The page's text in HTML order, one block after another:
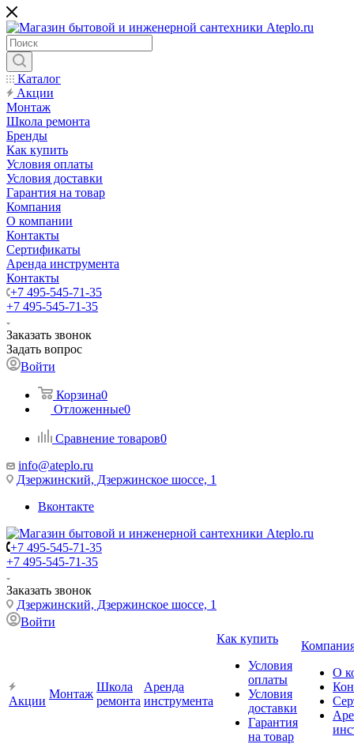
Каталог
Акции
Монтаж
Школа ремонта
Бренды
Как купить
Условия оплаты
Условия доставки
Гарантия на товар
Компания
О компании
Контакты
Сертификаты
Аренда инструмента
Контакты
+7 495-545-71-35
+7 495-545-71-35
Заказать звонок
Задать вопрос
Войти
Корзина0
Отложенные0
Сравнение товаров0
info@ateplo.ru
Дзержинский, Дзержинское шоссе, 1
Вконтакте
+7 495-545-71-35
+7 495-545-71-35
Заказать звонок
Дзержинский, Дзержинское шоссе, 1
Войти
Акции
Монтаж
Школа
ремонта
Аренда
инструмента
Как купить
Условия
оплаты
Условия
доставки
Гарантия
на товар
О